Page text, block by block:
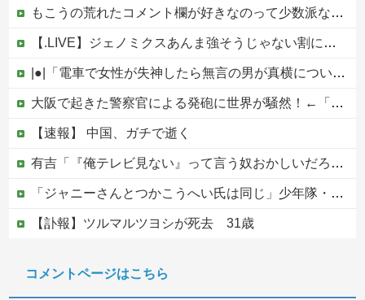
もこうの荒れたコメント欄が好きなのって少数派なのか？
【.LIVE】ジェノミクスあんま強そうじゃない割に高そうという恐竜デッキの宿命を背負ってる他
|●|「電車で女性が失神したら無言の男が真横についてきた」とタレントが主張、虚言疑惑が出ると「その男の垢を発見した」と追加主張するも……
大阪で起きた警察官による発砲に世界が騒然！←「日本がアメリカ化してきている」（海外の反応）
【速報】 中国、ガチで逝く
有吉「『俺テレビ見ない』って言う奴おかしいだろ。団子屋で『団子食べない』って言うか？」
「ジャニーさんとつかこうへい氏は同じ」少年隊・錦織一清が明かすレジェンドの共通点と我流の演出論
【訃報】ツルマルツヨシが死去 31歳
【移民政策反対】イオンの売り場で唐揚げを食う中国人の子供
コメントページはこちら